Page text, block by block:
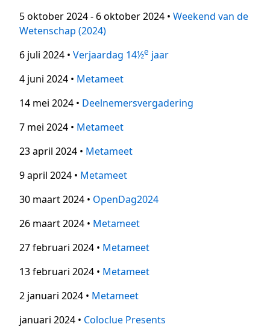
5 oktober 2024 - 6 oktober 2024 • Weekend van de
Wetenschap (2024)
6 juli 2024 • Verjaardag 14½e jaar
4 juni 2024 • Metameet
14 mei 2024 • Deelnemersvergadering
7 mei 2024 • Metameet
23 april 2024 • Metameet
9 april 2024 • Metameet
30 maart 2024 • OpenDag2024
26 maart 2024 • Metameet
27 februari 2024 • Metameet
13 februari 2024 • Metameet
2 januari 2024 • Metameet
januari 2024 • Coloclue Presents